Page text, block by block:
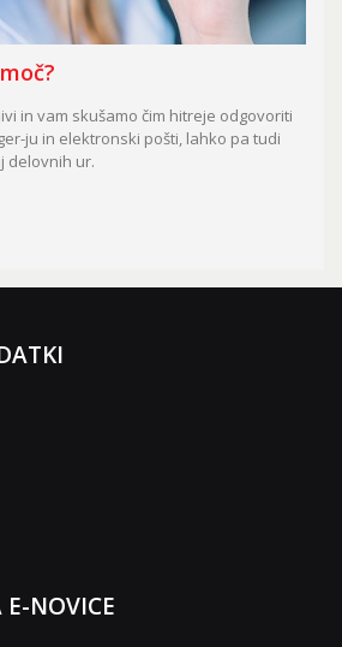
in vam skušamo čim hitreje odgovoriti
ju in elektronski pošti, lahko pa tudi
delovnih ur.
E-NOVICE